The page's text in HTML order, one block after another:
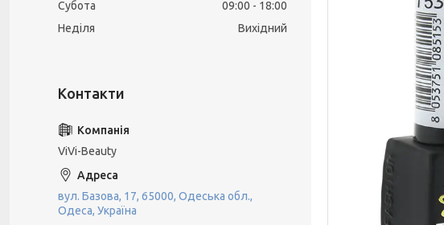
Субота
09:00
18:00
Неділя
Вихідний
ViVi-Beauty
вул. Базова, 17, 65000, Одеська обл.,
Одеса, Україна